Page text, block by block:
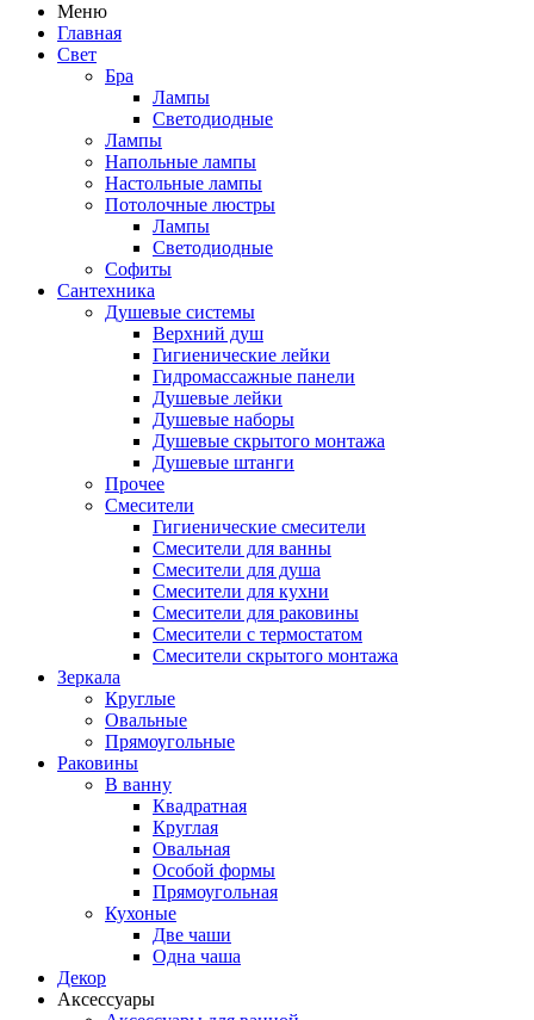
Меню
Главная
Свет
Бра
Лампы
Светодиодные
Лампы
Напольные лампы
Настольные лампы
Потолочные люстры
Лампы
Светодиодные
Софиты
Сантехника
Душевые системы
Верхний душ
Гигиенические лейки
Гидромассажные панели
Душевые лейки
Душевые наборы
Душевые скрытого монтажа
Душевые штанги
Прочее
Смесители
Гигиенические смесители
Смесители для ванны
Смесители для душа
Смесители для кухни
Смесители для раковины
Смесители с термостатом
Смесители скрытого монтажа
Зеркала
Круглые
Овальные
Прямоугольные
Раковины
В ванну
Квадратная
Круглая
Овальная
Особой формы
Прямоугольная
Кухоные
Две чаши
Одна чаша
Декор
Аксессуары